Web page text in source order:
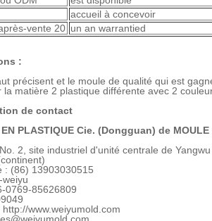
accueil à concevoir
vente 20 un an warrantied
:
précisent et le moule de qualité qui est
la matière 2 plastique différente avec 2
de contact
EN PLASTIQUE Cie. (Dongguan) de MOULE
2, site industriel d'unité centrale de
: (86) 13903030515
weiyu
0769-85626809
http://www.weiyumold.com